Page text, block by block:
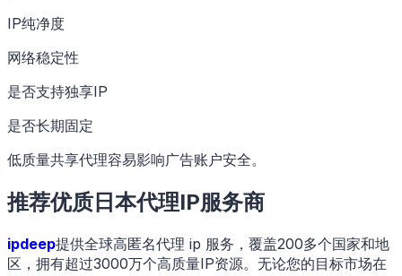
IP纯净度
网络稳定性
是否支持独享IP
是否长期固定
低质量共享代理容易影响广告账户安全。
推荐优质日本代理IP服务商
ipdeep提供全球高匿名代理 ip 服务，覆盖200多个国家和地
区，拥有超过3000万个高质量IP资源。无论您的目标市场在